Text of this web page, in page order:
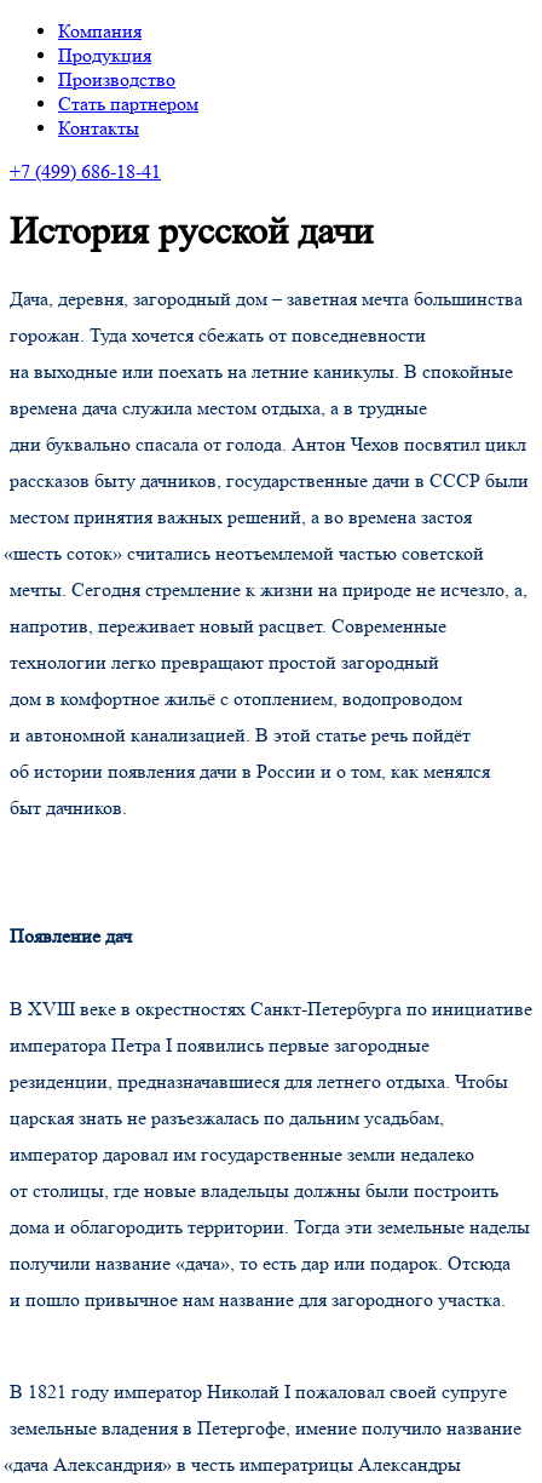
Компания
Продукция
Производство
Стать партнером
Контакты
+7 (499) 686-18-41
История русской дачи
Дача, деревня, загородный дом – заветная мечта большинства
горожан. Туда хочется сбежать от повседневности
на выходные или поехать на летние каникулы. В спокойные
времена дача служила местом отдыха, а в трудные
дни буквально спасала от голода. Антон Чехов посвятил цикл
рассказов быту дачников, государственные дачи в СССР были
местом принятия важных решений, а во времена застоя
«шесть соток» считались неотъемлемой частью советской
мечты. Сегодня стремление к жизни на природе не исчезло, а,
напротив, переживает новый расцвет. Современные
технологии легко превращают простой загородный
дом в комфортное жильё с отоплением, водопроводом
и автономной канализацией. В этой статье речь пойдёт
об истории появления дачи в России и о том, как менялся
быт дачников.
Появление дач
В XVIII веке в окрестностях Санкт-Петербурга по инициативе
императора Петра I появились первые загородные
резиденции, предназначавшиеся для летнего отдыха. Чтобы
царская знать не разъезжалась по дальним усадьбам,
император даровал им государственные земли недалеко
от столицы, где новые владельцы должны были построить
дома и облагородить территории. Тогда эти земельные наделы
получили название «дача», то есть дар или подарок. Отсюда
и пошло привычное нам название для загородного участка.
В 1821 году император Николай I пожаловал своей супруге
земельные владения в Петергофе, имение получило название
«дача Александрия» в честь императрицы Александры